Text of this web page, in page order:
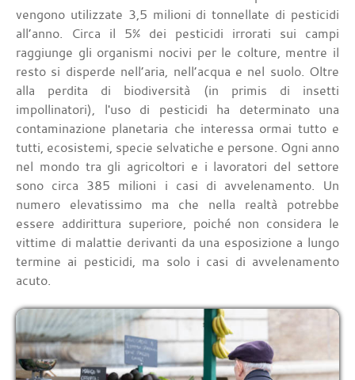
vengono utilizzate 3,5 milioni di tonnellate di pesticidi
all’anno. Circa il 5% dei pesticidi irrorati sui campi
raggiunge gli organismi nocivi per le colture, mentre il
resto si disperde nell’aria, nell’acqua e nel suolo. Oltre
alla perdita di biodiversità (in primis di insetti
impollinatori), l'uso di pesticidi ha determinato una
contaminazione planetaria che interessa ormai tutto e
tutti, ecosistemi, specie selvatiche e persone. Ogni anno
nel mondo tra gli agricoltori e i lavoratori del settore
sono circa 385 milioni i casi di avvelenamento. Un
numero elevatissimo ma che nella realtà potrebbe
essere addirittura superiore, poiché non considera le
vittime di malattie derivanti da una esposizione a lungo
termine ai pesticidi, ma solo i casi di avvelenamento
acuto.